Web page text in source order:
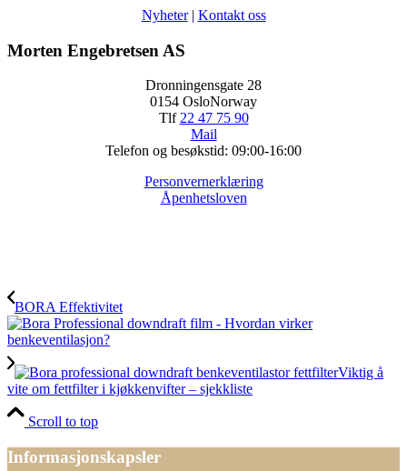
Nyheter| Kontakt oss
Morten Engebretsen AS
Dronningensgate 28
0154 OsloNorway
Tlf 22 47 75 90
Mail
Telefon og besøkstid: 09:00-16:00
Personvernerklæring
Åpenhetsloven
BORA Effektivitet
Viktig å
vite om fettfilter i kjøkkenvifter – sjekkliste
Scroll to top
Informasjonskapsler